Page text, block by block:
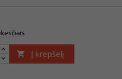
 Į krepšelį